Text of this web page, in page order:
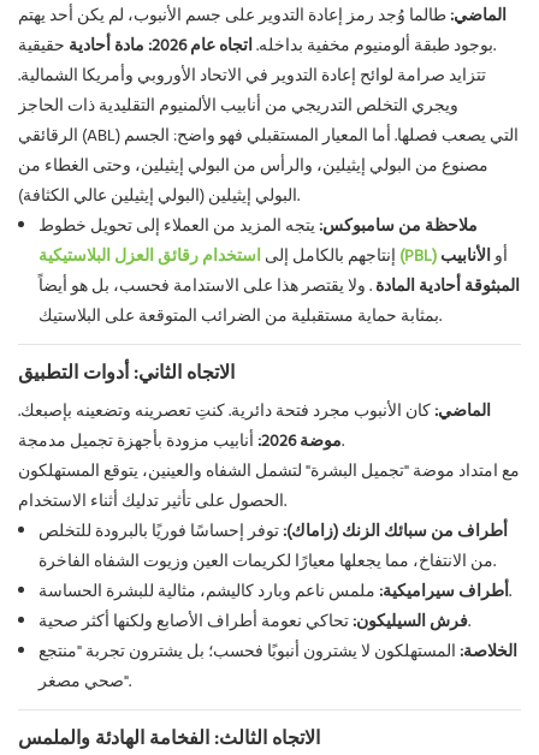
الماضي:طالما وُجد رمز إعادة التدوير على جسم الأنبوب، لم يكن أحد يهتم
بوجود طبقة ألومنيوم مخفية بداخله.اتجاه عام 2026: مادة أحادية
حقيقية.
تتزايد صرامة لوائح إعادة التدوير في الاتحاد الأوروبي وأمريكا الشمالية.
ويجري التخلص التدريجي من أنابيب الألمنيوم التقليدية ذات الحاجز
الرقائقي (ABL) التي يصعب فصلها. أما المعيار المستقبلي فهو واضح: الجسم
مصنوع من البولي إيثيلين، والرأس من البولي إيثيلين، وحتى الغطاء من
البولي إيثيلين (البولي إيثيلين عالي الكثافة).
ملاحظة من سامبوكس:يتجه المزيد من العملاء إلى تحويل خطوط
إنتاجهم بالكامل إلى استخدام رقائق العزل البلاستيكية (PBL) أوالأنابيب
المبثوقة أحادية المادة. ولا يقتصر هذا على الاستدامة فحسب، بل هو أيضاً
بمثابة حماية مستقبلية من الضرائب المتوقعة على البلاستيك.
الاتجاه الثاني: أدوات التطبيق
الماضي:كان الأنبوب مجرد فتحة دائرية. كنتِ تعصرينه وتضعينه بإصبعك.
موضة 2026:أنابيب مزودة بأجهزة تجميل مدمجة.
مع امتداد موضة "تجميل البشرة" لتشمل الشفاه والعينين، يتوقع المستهلكون
الحصول على تأثير تدليك أثناء الاستخدام.
أطراف من سبائك الزنك (زاماك):توفر إحساسًا فوريًا بالبرودة للتخلص
من الانتفاخ، مما يجعلها معيارًا لكريمات العين وزيوت الشفاه الفاخرة.
أطراف سيراميكية:ملمس ناعم وبارد كاليشم، مثالية للبشرة الحساسة.
فرش السيليكون:تحاكي نعومة أطراف الأصابع ولكنها أكثر صحية.
الخلاصة: المستهلكون لا يشترون أنبوبًا فحسب؛ بل يشترون تجربة "منتجع
صحي مصغر".
الاتجاه الثالث: الفخامة الهادئة والملمس